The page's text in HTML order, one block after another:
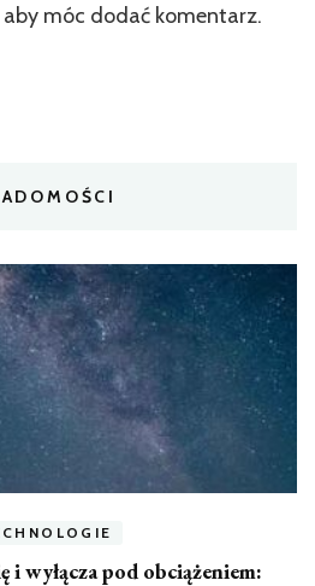
aby móc dodać komentarz.
i wyłącza pod obciążeniem: